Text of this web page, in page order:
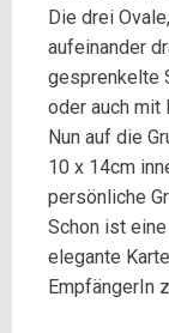
Die drei
aufeinander
gesprenkelte
oder auch mit
Nun auf die
10 x 14cm
persönliche
Schon ist
elegante
EmpfängerIn